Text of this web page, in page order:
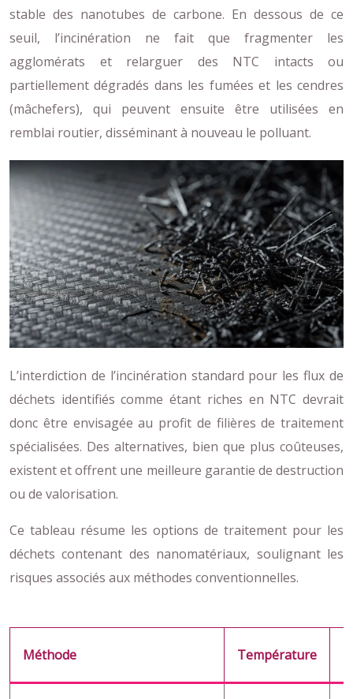
stable des nanotubes de carbone. En dessous de ce
seuil, l’incinération ne fait que fragmenter les
agglomérats et relarguer des NTC intacts ou
partiellement dégradés dans les fumées et les cendres
(mâchefers), qui peuvent ensuite être utilisées en
remblai routier, disséminant à nouveau le polluant.
L’interdiction de l’incinération standard pour les flux de
déchets identifiés comme étant riches en NTC devrait
donc être envisagée au profit de filières de traitement
spécialisées. Des alternatives, bien que plus coûteuses,
existent et offrent une meilleure garantie de destruction
ou de valorisation.
Ce tableau résume les options de traitement pour les
déchets contenant des nanomatériaux, soulignant les
risques associés aux méthodes conventionnelles.
Méthode Température